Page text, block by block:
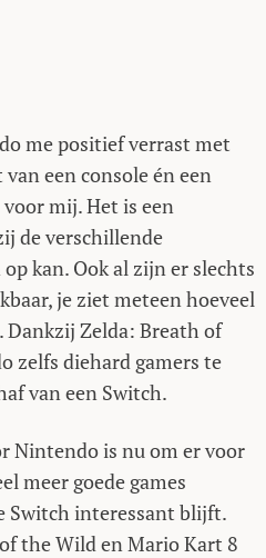
me positief verrast met
een console én een
mij. Het is een
de verschillende
kan. Ook al zijn er slechts
je ziet meteen hoeveel
Zelda: Breath of
zelfs diehard gamers te
van een Switch.
Nintendo is nu om er voor
meer goede games
Switch interessant blijft.
the Wild en Mario Kart 8